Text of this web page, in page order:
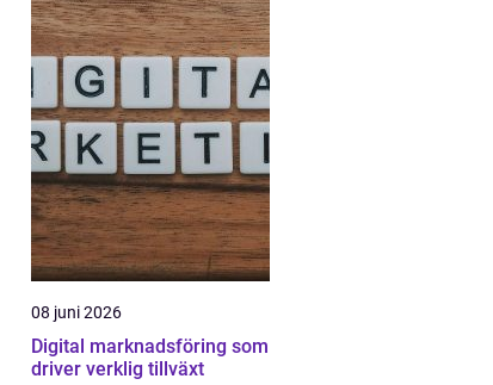
08 juni 2026
Digital marknadsföring som
driver verklig tillväxt